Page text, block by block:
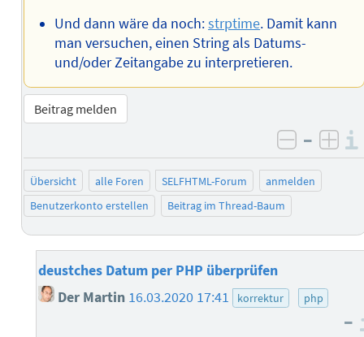
Und dann wäre da noch:strptime. Damit kann
man versuchen, einen String als Datums-
und/oder Zeitangabe zu interpretieren.
Beitrag melden
negativ
–
Übersicht alle Foren SELFHTML-Forum
anmelden
Benutzerkonto erstellen
Beitrag im Thread-Baum
deustches Datum per PHP überprüfen
Der Martin 16.03.2020 17:41 korrektur php
–